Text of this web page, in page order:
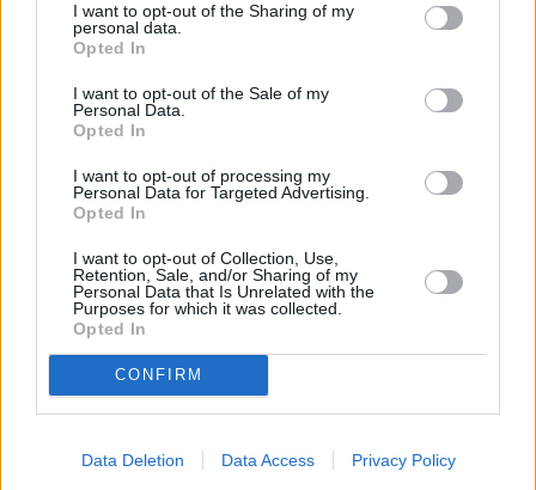
I want to opt-out of the Sharing of my
personal data.
Opted In
I want to opt-out of the Sale of my
Personal Data.
Opted In
I want to opt-out of processing my
Personal Data for Targeted Advertising.
Opted In
I want to opt-out of Collection, Use,
Retention, Sale, and/or Sharing of my
Personal Data that Is Unrelated with the
Purposes for which it was collected.
Opted In
CONFIRM
Data Deletion Data Access Privacy Policy
Πριν 6 ημέρες
Τρίτος στη σφαιροβολία στη διεθνή συνάντηση
Ελλάδας–Κύπρου Κ18 ο Δημήτρης Τέλλιος